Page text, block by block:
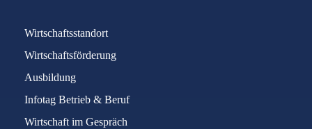
Wirtschaftsstandort
Wirtschaftsförderung
Ausbildung
Infotag Betrieb & Beruf
Wirtschaft im Gespräch